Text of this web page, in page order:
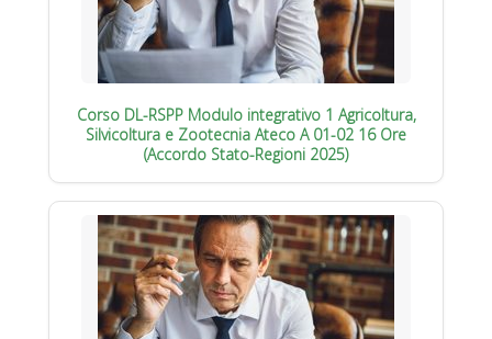
Corso DL-RSPP Modulo integrativo 1 Agricoltura,
Silvicoltura e Zootecnia Ateco A 01-02 16 Ore
(Accordo Stato-Regioni 2025)